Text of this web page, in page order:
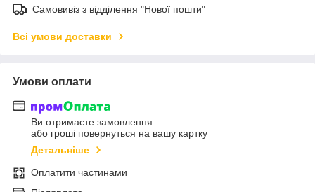
Самовивіз з відділення "Нової пошти"
Всі умови доставки
Умови оплати
Ви отримаєте замовлення
або гроші повернуться на вашу картку
Детальніше
Оплатити частинами